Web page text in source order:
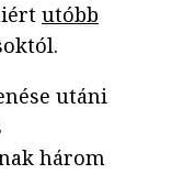
utóbb
utáni
három